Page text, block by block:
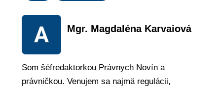
Mgr. Magdaléna Karvaiová
Som šéfredaktorkou Právnych Novín a
právničkou. Venujem sa najmä regulácii,